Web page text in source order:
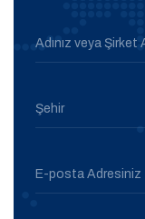
Adınız veya Şirket
Şehir
E-posta Adresiniz